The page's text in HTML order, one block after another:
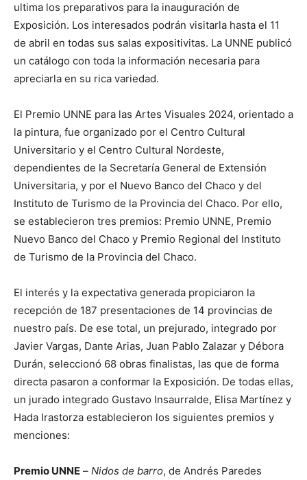
ultima los preparativos para la inauguración de
Exposición. Los interesados podrán visitarla hasta el 11
de abril en todas sus salas expositivitas. La UNNE publicó
un catálogo con toda la información necesaria para
apreciarla en su rica variedad.
El Premio UNNE para las Artes Visuales 2024, orientado a
la pintura, fue organizado por el Centro Cultural
Universitario y el Centro Cultural Nordeste,
dependientes de la Secretaría General de Extensión
Universitaria, y por el Nuevo Banco del Chaco y del
Instituto de Turismo de la Provincia del Chaco. Por ello,
se establecieron tres premios: Premio UNNE, Premio
Nuevo Banco del Chaco y Premio Regional del Instituto
de Turismo de la Provincia del Chaco.
El interés y la expectativa generada propiciaron la
recepción de 187 presentaciones de 14 provincias de
nuestro país. De ese total, un prejurado, integrado por
Javier Vargas, Dante Arias, Juan Pablo Zalazar y Débora
Durán, seleccionó 68 obras finalistas, las que de forma
directa pasaron a conformar la Exposición. De todas ellas,
un jurado integrado Gustavo Insaurralde, Elisa Martínez y
Hada Irastorza establecieron los siguientes premios y
menciones:
Premio UNNE – Nidos de barro, de Andrés Paredes